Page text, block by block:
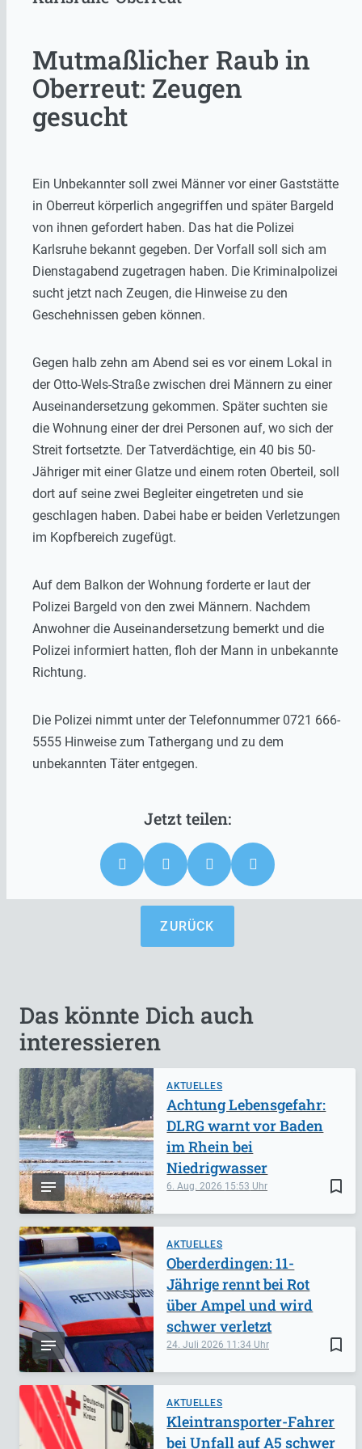
Mutmaßlicher Raub in
Oberreut: Zeugen
gesucht
Ein Unbekannter soll zwei Männer vor einer Gaststätte
in Oberreut körperlich angegriffen und später Bargeld
von ihnen gefordert haben. Das hat die Polizei
Karlsruhe bekannt gegeben. Der Vorfall soll sich am
Dienstagabend zugetragen haben. Die Kriminalpolizei
sucht jetzt nach Zeugen, die Hinweise zu den
Geschehnissen geben können.
Gegen halb zehn am Abend sei es vor einem Lokal in
der Otto-Wels-Straße zwischen drei Männern zu einer
Auseinandersetzung gekommen. Später suchten sie
die Wohnung einer der drei Personen auf, wo sich der
Streit fortsetzte. Der Tatverdächtige, ein 40 bis 50-
Jähriger mit einer Glatze und einem roten Oberteil, soll
dort auf seine zwei Begleiter eingetreten und sie
geschlagen haben. Dabei habe er beiden Verletzungen
im Kopfbereich zugefügt.
Auf dem Balkon der Wohnung forderte er laut der
Polizei Bargeld von den zwei Männern. Nachdem
Anwohner die Auseinandersetzung bemerkt und die
Polizei informiert hatten, floh der Mann in unbekannte
Richtung.
Die Polizei nimmt unter der Telefonnummer 0721 666-
5555 Hinweise zum Tathergang und zu dem
unbekannten Täter entgegen.
ZURÜCK
Das könnte Dich auch
interessieren
AKTUELLES
bookmark_border
6. Aug. 2026 15:53
Achtung Lebensgefahr:
DLRG warnt vor Baden
im Rhein bei
Niedrigwasser
AKTUELLES
bookmark_border
24. Juli 2026 11:34
Oberderdingen: 11-
Jährige rennt bei Rot
über Ampel und wird
schwer verletzt
AKTUELLES
Kleintransporter-Fahrer
bei Unfall auf A5 schwer